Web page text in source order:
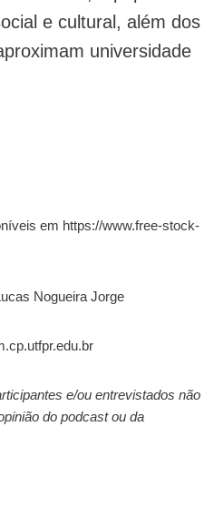
e cultural, além dos
universidade
em https://www.free-stock-
Nogueira Jorge
e/ou entrevistados não
do podcast ou da